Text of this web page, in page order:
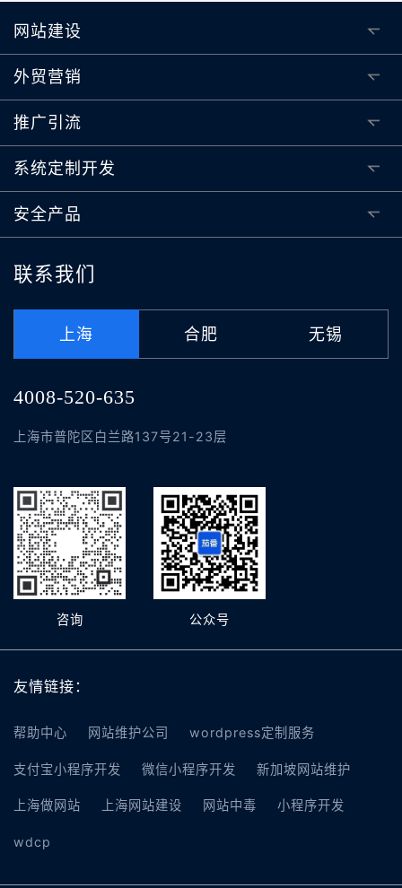
网站建设
外贸营销
推广引流
系统定制开发
安全产品
联系我们
上海 合肥 无锡
4008-520-635
上海市普陀区白兰路137号21-23层
咨询 公众号
友情链接：
帮助中心 网站维护公司 wordpress定制服务
支付宝小程序开发 微信小程序开发 新加坡网站维护
上海做网站 上海网站建设 网站中毒 小程序开发
wdcp